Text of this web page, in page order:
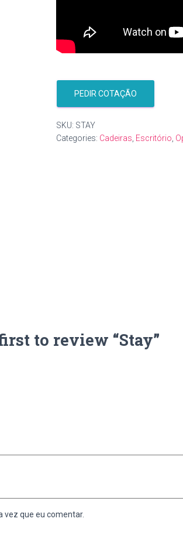
PEDIR COTAÇÃO
SKU: STAY
Categories: Cadeiras Escritório
to review “Stay”
vez que eu comentar.